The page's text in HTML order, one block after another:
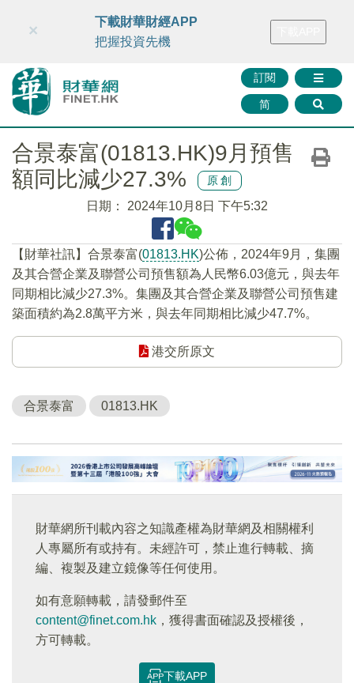
財華智庫網 FINTV FINMETA 財華證券 媒體矩陣
訂閱
简
×
下載財華財經APP
把握投資先機
合景泰富(01813.HK)9月預售
額同比減少27.3%
原創
日期： 2024年10月8日 下午5:32
【財華社訊】合景泰富(01813.HK)公佈，2024年9月，集團
及其合營企業及聯營公司預售額為人民幣6.03億元，與去年
同期相比減少27.3%。集團及其合營企業及聯營公司預售建
築面積約為2.8萬平方米，與去年同期相比減少47.7%。
港交所原文
合景泰富 01813.HK
財華網所刊載內容之知識產權為財華網及相關權利
人專屬所有或持有。未經許可，禁止進行轉載、摘
編、複製及建立鏡像等任何使用。
如有意願轉載，請發郵件至
content@finet.com.hk ，獲得書面確認及授權後，
方可轉載。
下載APP